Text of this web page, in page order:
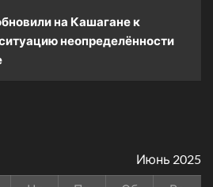
на Кашагане к
неопределённости
Июнь 2025